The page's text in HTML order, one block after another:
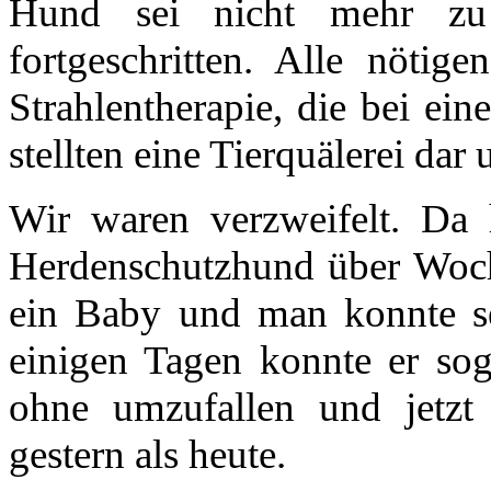
Hund sei nicht mehr
fortgeschritten. Alle
Strahlentherapie, die bei
stellten eine Tierquälerei dar
Wir waren verzweifelt.
Herdenschutzhund über
ein Baby und man konnte
einigen Tagen konnte er
ohne umzufallen und
gestern als heute.